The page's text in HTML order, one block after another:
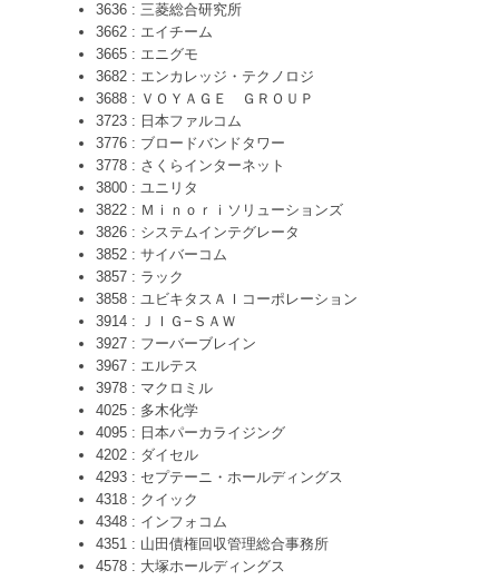
3636 : 三菱総合研究所
3662 : エイチーム
3665 : エニグモ
3682 : エンカレッジ・テクノロジ
3688 : ＶＯＹＡＧＥ ＧＲＯＵＰ
3723 : 日本ファルコム
3776 : ブロードバンドタワー
3778 : さくらインターネット
3800 : ユニリタ
3822 : Ｍｉｎｏｒｉソリューションズ
3826 : システムインテグレータ
3852 : サイバーコム
3857 : ラック
3858 : ユビキタスＡＩコーポレーション
3914 : ＪＩＧ−ＳＡＷ
3927 : フーバーブレイン
3967 : エルテス
3978 : マクロミル
4025 : 多木化学
4095 : 日本パーカライジング
4202 : ダイセル
4293 : セプテーニ・ホールディングス
4318 : クイック
4348 : インフォコム
4351 : 山田債権回収管理総合事務所
4578 : 大塚ホールディングス